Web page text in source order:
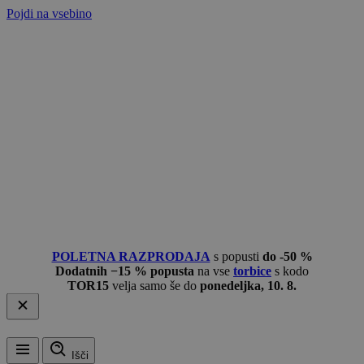
Pojdi na vsebino
POLETNA RAZPRODAJA s popusti do -50 %
Dodatnih −15 % popusta na vse torbice s kodo
TOR15 velja samo še do ponedeljka, 10. 8.
Išči